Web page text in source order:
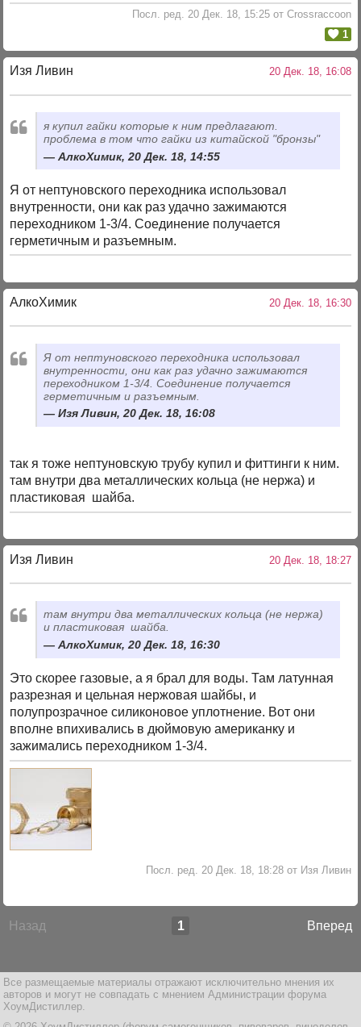
Посл. ред. 20 Дек. 18, 15:25 от Crossraccoon
1
Изя Ливин 20 Дек. 18, 16:08
я купил гайки которые к ним предлагают.
проблема в том что гайки из китайской "бронзы"
АлкоХимик, 20 Дек. 18, 14:55
Я от нептуновского переходника использовал
внутренности, они как раз удачно зажимаются
переходником 1-3/4. Соединение получается
герметичным и разъемным.
АлкоХимик 20 Дек. 18, 16:30
Я от нептуновского переходника использовал
внутренности, они как раз удачно зажимаются
переходником 1-3/4. Соединение получается
герметичным и разъемным.
Изя Ливин, 20 Дек. 18, 16:08
так я тоже нептуновскую трубу купил и фиттинги к ним.
там внутри два металлических кольца (не нержа) и
пластиковая шайба.
Изя Ливин 20 Дек. 18, 18:27
там внутри два металлических кольца (не нержа)
и пластиковая шайба.
АлкоХимик, 20 Дек. 18, 16:30
Это скорее газовые, а я брал для воды. Там латунная
разрезная и цельная нержовая шайбы, и
полупрозрачное силиконовое уплотнение. Вот они
вполне впихивались в дюймовую американку и
зажимались переходником 1-3/4.
Посл. ред. 20 Дек. 18, 18:28 от Изя Ливин
Назад Вперед
1
Все размещаемые материалы отражают исключительно мнения их
авторов и могут не совпадать с мнением Администрации форума
ХоумДистиллер.